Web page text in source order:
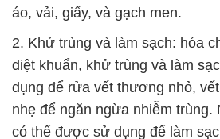
áo, vải, giấy, và gạch men.
2. Khử trùng và làm sạch: hóa
diệt khuẩn, khử trùng và làm
dụng để rửa vết thương nhỏ,
nhẹ để ngăn ngừa nhiễm trùng.
có thể được sử dụng để làm